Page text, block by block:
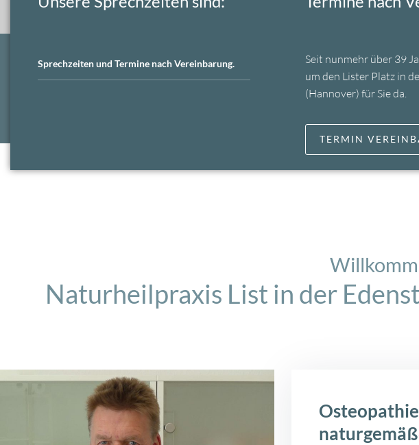
Praxis
Sprechzeiten und Termine nach Vereinbarung.
Seit nunmehr über 39
um den Lister Platz in
(Hannover) für Sie da.
TERMIN
Naturheilpraxis List in der